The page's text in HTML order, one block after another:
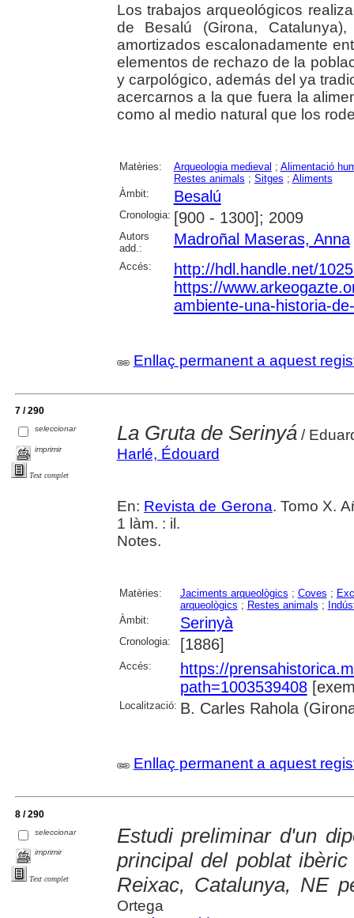
Los trabajos arqueológicos
de Besalú (Girona,
amortizados escalonadamente
elementos de rechazo de la
y carpológico, además del ya
acercarnos a la que fuera la
como al medio natural que los
Matèries: Arqueologia medieval ; Alimentació
Restes animals ; Sitges ; Aliments
Àmbit:
Besalú
Cronologia: [900 - 1300]; 2009
Autors
add.:
Madroñal Maseras, Anna
Accés:
http://hdl.handle.net/
https://
ambiente-una-historia-
Enllaç permanent a aquest
7 / 290
seleccionar
imprimir
Text complet
La Gruta de Serinyá/
Harlé, Édouard
En: Revista de Gerona. Tomo X.
1 làm. : il.
Notes.
Matèries: Jaciments arqueològics ; Coves ;
arqueològics ; Restes animals ;
Àmbit:
Serinyà
Cronologia: [1886]
Accés:
https://
path=1003539408
Localització: B. Carles Rahola
Enllaç permanent a aquest
8 / 290
seleccionar
imprimir
Text complet
Estudi preliminar d'un
principal del poblat
Reixac, Catalunya, NE
Ortega